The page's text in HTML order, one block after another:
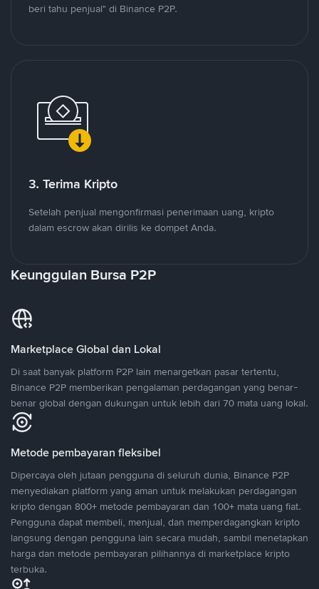
beri tahu penjual" di Binance P2P.
3. Terima Kripto
Setelah penjual mengonfirmasi penerimaan uang, kripto
dalam escrow akan dirilis ke dompet Anda.
Keunggulan Bursa P2P
Marketplace Global dan Lokal
Di saat banyak platform P2P lain menargetkan pasar tertentu,
Binance P2P memberikan pengalaman perdagangan yang benar-
benar global dengan dukungan untuk lebih dari 70 mata uang lokal.
Metode pembayaran fleksibel
Dipercaya oleh jutaan pengguna di seluruh dunia, Binance P2P
menyediakan platform yang aman untuk melakukan perdagangan
kripto dengan 800+ metode pembayaran dan 100+ mata uang fiat.
Pengguna dapat membeli, menjual, dan memperdagangkan kripto
langsung dengan pengguna lain secara mudah, sambil menetapkan
harga dan metode pembayaran pilihannya di marketplace kripto
terbuka.